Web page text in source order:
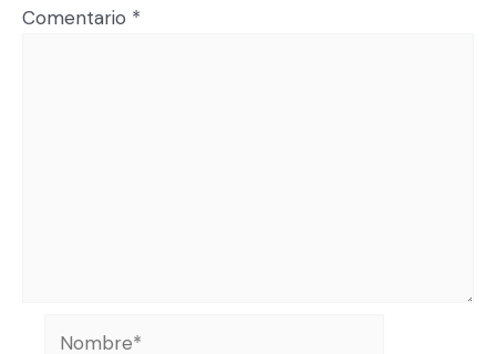
Comentario *